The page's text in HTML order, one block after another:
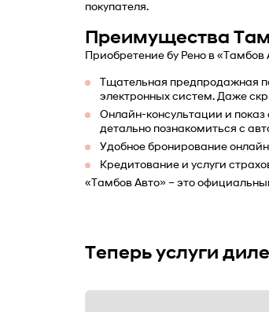
покупателя.
Преимущества
Приобретение бу Рено в
Тщательная предпродажная
электронных систем. Даже
Онлайн-консультации и
детально познакомиться с
Удобное бронирование
Кредитование и услуги
«Тамбов Авто» – это
Теперь услуги